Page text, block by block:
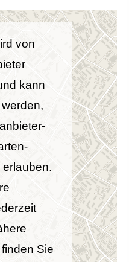
von
kann
Sie